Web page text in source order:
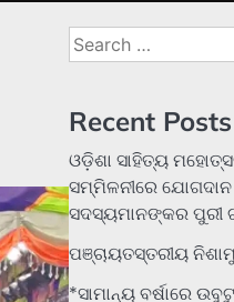
Search
for:
Recent Posts
ଓଡ଼ିଶା ସାହିତ୍ୟ
ସମ୍ମିଳନୀରେ
ସଦସ୍ୟମାନଙ୍କର ପୁରୀ
ପଞ୍ଚାୟତସ୍ତରୀୟ
*ସାମାନ୍ୟ ବର୍ଷାରେ